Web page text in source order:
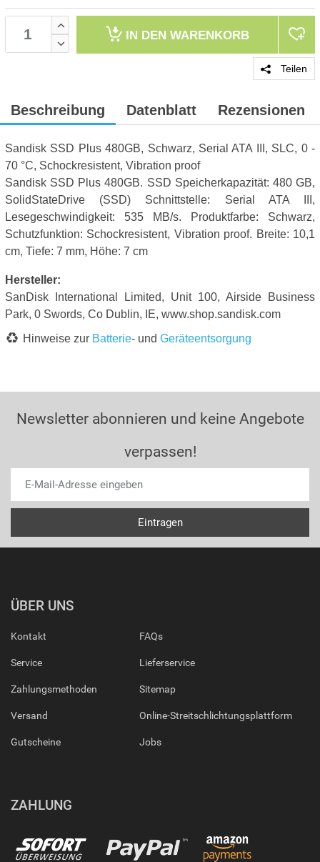
IN DEN WARENKORB
Teilen
Beschreibung Datenblatt Rezensionen
Sandisk SSD Plus 480GB, Schwarz, Serial ATA III, SLC, 0 -
70 °C, Schockresistent, Vibration proof
Sandisk SSD Plus 480GB. SSD Speicherkapazität: 480 GB,
SolidStateDrive (SSD) Schnittstelle: Serial ATA III,
Lesegeschwindigkeit: 535 MB/s. Produktfarbe: Schwarz,
Schutzfunktion: Schockresistent, Vibration proof. Breite: 10,1
cm, Tiefe: 7 mm, Höhe: 7 cm
Hersteller:
SanDisk International Limited, Unit 100, Airside Business
Park, 0 Swords, Co Dublin, IE, www.shop.sandisk.com
Hinweise zur Batterie- und Geräteentsorgung
Newsletter abonnieren und keine Angebote
verpassen!
ÜBER UNS
Kontakt
Service
Zahlungsmethoden
Versand
Gutscheine
FAQs
Lieferservice
Sitemap
Online-Streitschlichtungsplattform
Jobs
ZAHLUNG